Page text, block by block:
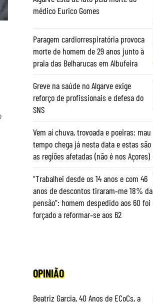
médico Eurico Gomes
Paragem cardiorrespiratória provoca
morte de homem de 29 anos junto à
praia das Belharucas em Albufeira
Greve na saúde no Algarve exige
reforço de profissionais e defesa do
SNS
Vem aí chuva, trovoada e poeiras: mau
tempo chega já nesta data e estas são
as regiões afetadas (não é nos Açores)
“Trabalhei desde os 14 anos e com 46
anos de descontos tiraram‑me 18% da
pensão”: homem despedido aos 60 foi
forçado a reformar‑se aos 62
OPINIÃO
Beatriz Garcia, 40 Anos de ECoCs, a